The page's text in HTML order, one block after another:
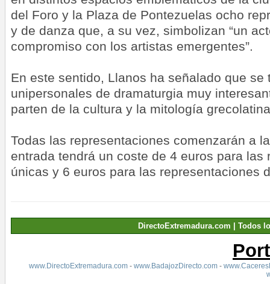
del Foro y la Plaza de Pontezuelas ocho
y de danza que, a su vez, simbolizan “un
compromiso con los artistas emergentes”.
En este sentido, Llanos ha señalado que se
unipersonales de dramaturgia muy
parten de la cultura y la mitología
Todas las representaciones comenzarán a
entrada tendrá un coste de 4 euros para las
únicas y 6 euros para las representaciones
DirectoExtremadura.com | Todos
www.DirectoExtremadura.com- www.BadajozDirecto.com-